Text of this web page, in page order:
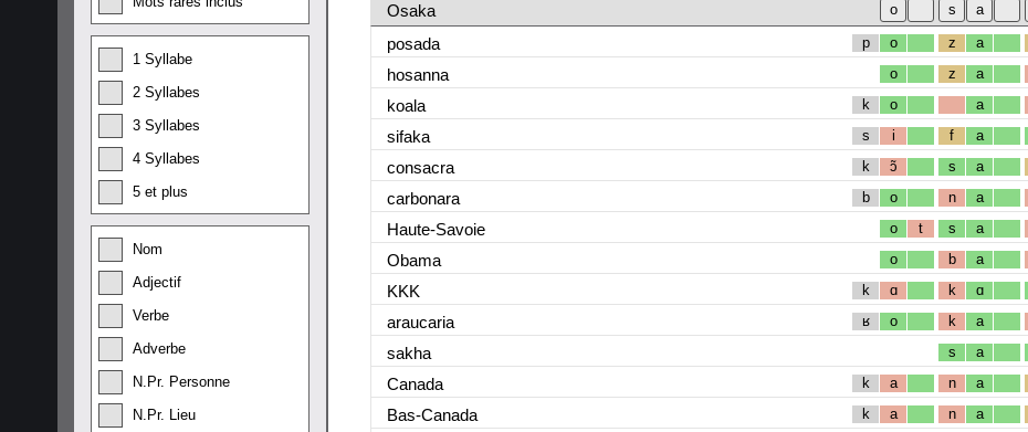
1 Syllabe
2 Syllabes
3 Syllabes
4 Syllabes
5 et plus
Nom
Adjectif
Verbe
Adverbe
N.Pr. Personne
N.Pr. Lieu
Osaka
posada
p o z a
hosanna o z a
koala k o a
sifaka s i f a
consacra k ɔ̃ s a
carbonara b o n a
Haute-Savoie o t s a
Obama o b a
KKK k ɑ k ɑ
araucaria ʁ o k a
sakha s a
Canada k a n a
Bas-Canada k a n a